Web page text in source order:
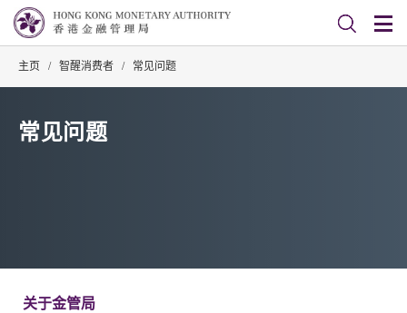
主页 / 智醒消费者 / 常见问题
常见问题
关于金管局